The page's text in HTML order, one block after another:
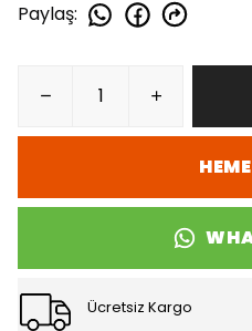
Paylaş:
Ücretsiz Kargo